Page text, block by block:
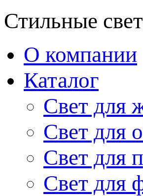
Стильные
О компании
Каталог
Свет для
Свет для
Свет для
Свет для